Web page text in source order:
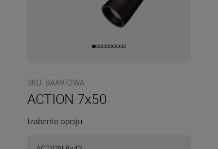
SKU: BAA972WA
ACTION 7x50
Izaberite opciju